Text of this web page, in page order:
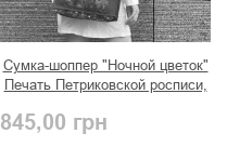
Сумка-шоппер "Ночной цветок"
Печать Петриковской росписи,
845,00 грн